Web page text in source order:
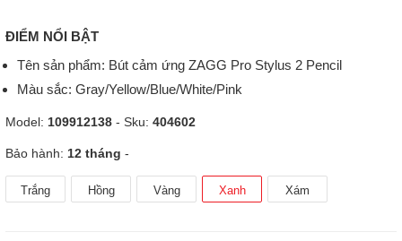
ĐIỂM NỔI BẬT
Tên sản phẩm: Bút cảm ứng ZAGG Pro Stylus 2 Pencil
Màu sắc: Gray/Yellow/Blue/White/Pink
Model: 109912138 - Sku: 404602
Bảo hành: 12 tháng -
Trắng Hồng Vàng Xanh Xám